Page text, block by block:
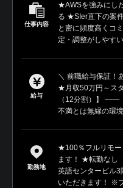
仕事内容
★AWSを強みにし
る ★SIer直下の案
と密に頻度高くコ
定・調整がしやす
給与
＼ 前職給与保証！
★月収50万円～ス
（12分割）】 ――
不満とは無縁の環
勤務地
★100％フルリモー
ます！ ★転勤なし
英語センタービル3
いただきます！ ※